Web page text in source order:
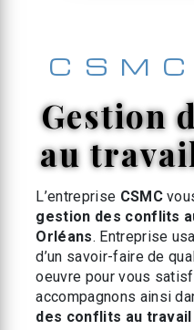
CSMC
gestion des conflits
au
L’entreprise CSMC
gestion des conflits
Orléans. Entreprise
d’un savoir-faire de
oeuvre pour vous
accompagnons ainsi
des conflits au travail